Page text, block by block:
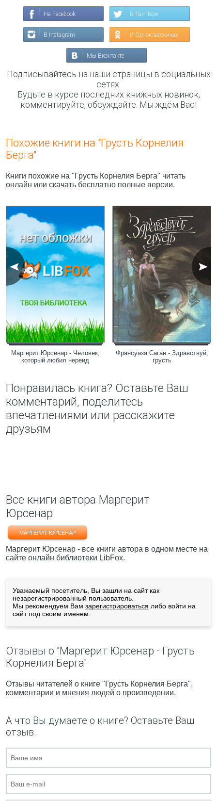
На Facebook В Твиттере
В Instagram В Одноклассниках
Мы Вконтакте
Подписывайтесь на наши страницы в социальных
сетях.
Будьте в курсе последних книжных новинок,
комментируйте, обсуждайте. Мы ждём Вас!
Похожие книги на "Грусть Корнелия
Берга"
Книги похожие на "Грусть Корнелия Берга" читать
онлайн или скачать бесплатно полные версии.
Маргерит Юрсенар - Человек,
который любил нереид
Франсуаза Саган - Здравствуй,
грусть
Понравилась книга? Оставьте Ваш
комментарий, поделитесь
впечатлениями или расскажите
друзьям
Все книги автора Маргерит
Юрсенар
МАРГЕРИТ ЮРСЕНАР
Маргерит Юрсенар - все книги автора в одном месте на
сайте онлайн библиотеки LibFox.
Уважаемый посетитель, Вы зашли на сайт как
незарегистрированный пользователь.
Мы рекомендуем Вам зарегистрироваться либо войти на
сайт под своим именем.
Отзывы о "Маргерит Юрсенар - Грусть
Корнелия Берга"
Отзывы читателей о книге "Грусть Корнелия Берга",
комментарии и мнения людей о произведении.
А что Вы думаете о книге? Оставьте Ваш
отзыв.